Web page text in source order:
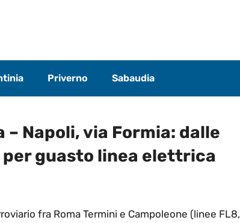
Priverno Sabaudia
– Napoli, via Formia: dalle
guasto linea elettrica
fra Roma Termini e Campoleone (linee FL8,